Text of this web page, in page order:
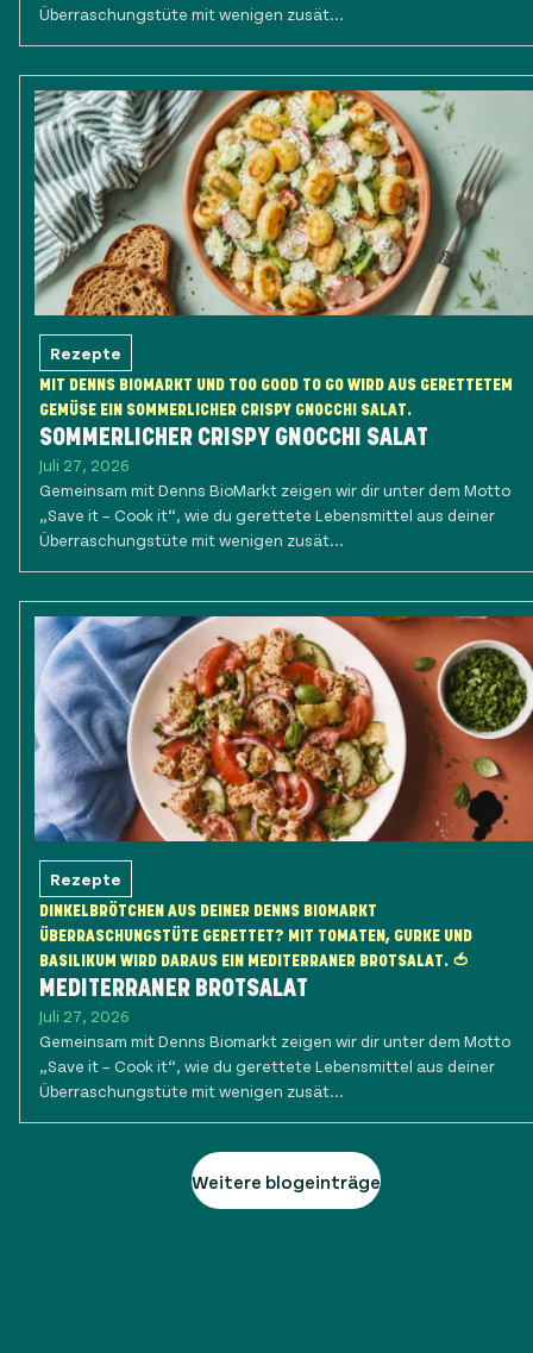
Überraschungstüte mit wenigen zusät...
Rezepte
MIT DENNS BIOMARKT UND TOO GOOD TO GO WIRD AUS GERETTETEM
GEMÜSE EIN SOMMERLICHER CRISPY GNOCCHI SALAT.
SOMMERLICHER CRISPY GNOCCHI SALAT
Juli 27, 2026
Gemeinsam mit Denns BioMarkt zeigen wir dir unter dem Motto
„Save it – Cook it“, wie du gerettete Lebensmittel aus deiner
Überraschungstüte mit wenigen zusät...
Rezepte
DINKELBRÖTCHEN AUS DEINER DENNS BIOMARKT
ÜBERRASCHUNGSTÜTE GERETTET? MIT TOMATEN, GURKE UND
BASILIKUM WIRD DARAUS EIN MEDITERRANER BROTSALAT. 🍅
MEDITERRANER BROTSALAT
Juli 27, 2026
Gemeinsam mit Denns Biomarkt zeigen wir dir unter dem Motto
„Save it – Cook it“, wie du gerettete Lebensmittel aus deiner
Überraschungstüte mit wenigen zusät...
Weitere blogeinträge